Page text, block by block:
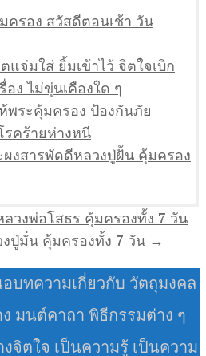
ครอง สวัสดีตอนเช้า วัน
แจ่มใส่ ยิ้มเข้าไว้ จิตใจเบิก
ง ไม่ขุ่นเคืองใด ๆ
พระคุ้มครอง ป้องกันภัย
รคร้ายห่างหนี
ผงสารพัดดีหลวงปู่ฝั้น คุ้มครอง
วงพ่อโสธร คุ้มครองทั้ง 7 วัน
งปู่มั่น คุ้มครองทั้ง 7 วัน →
บทความเกี่ยวกับ วัตถุมงคล
ง มนต์คาถา พิธีกรรมต่าง ๆ
จิตใจ เป็นความรู้ เป็นความ